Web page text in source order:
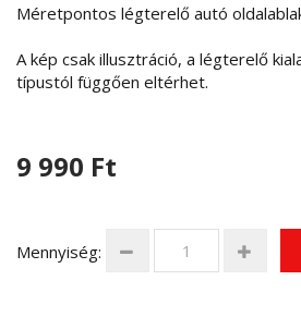
Méretpontos légterelő autó
A kép csak illusztráció, a légterelő
típustól függően eltérhet.
9 990 Ft
Mennyiség: